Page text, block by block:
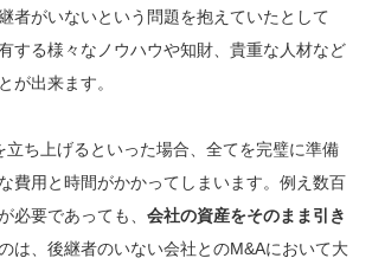
者がいないという問題を抱えていたとして
する様々なノウハウや知財、貴重な人材など
が出来ます。
立ち上げるといった場合、全てを完璧に準備
費用と時間がかかってしまいます。例え数百
必要であっても、 会社の資産をそのまま引き
は、後継者のいない会社とのM&Aにおいて大